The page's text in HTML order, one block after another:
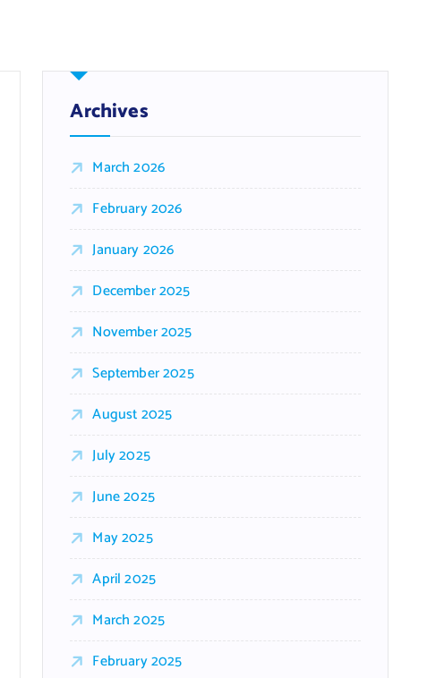
Archives
March 2026
February 2026
January 2026
December 2025
November 2025
September 2025
August 2025
July 2025
June 2025
May 2025
April 2025
March 2025
February 2025